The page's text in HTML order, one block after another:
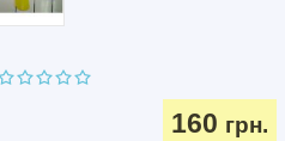
160 грн.